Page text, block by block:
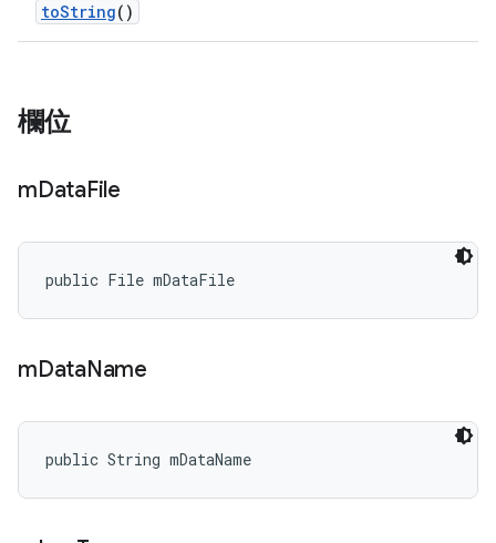
toString()
欄位
mDataFile
public File mDataFile
mDataName
public String mDataName